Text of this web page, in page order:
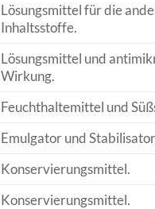
Lösungsmittel für die
Inhaltsstoffe.
Lösungsmittel und
Wirkung.
Feuchthaltemittel und
Emulgator und
Konservierungsmittel.
Konservierungsmittel.